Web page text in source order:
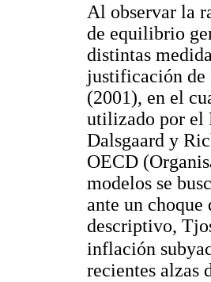
Al observar la
de equilibrio
distintas
justificación de
(2001), en el
utilizado por el
Dalsgaard y
OECD
modelos se
ante un
descriptivo,
inflación
recientes alzas